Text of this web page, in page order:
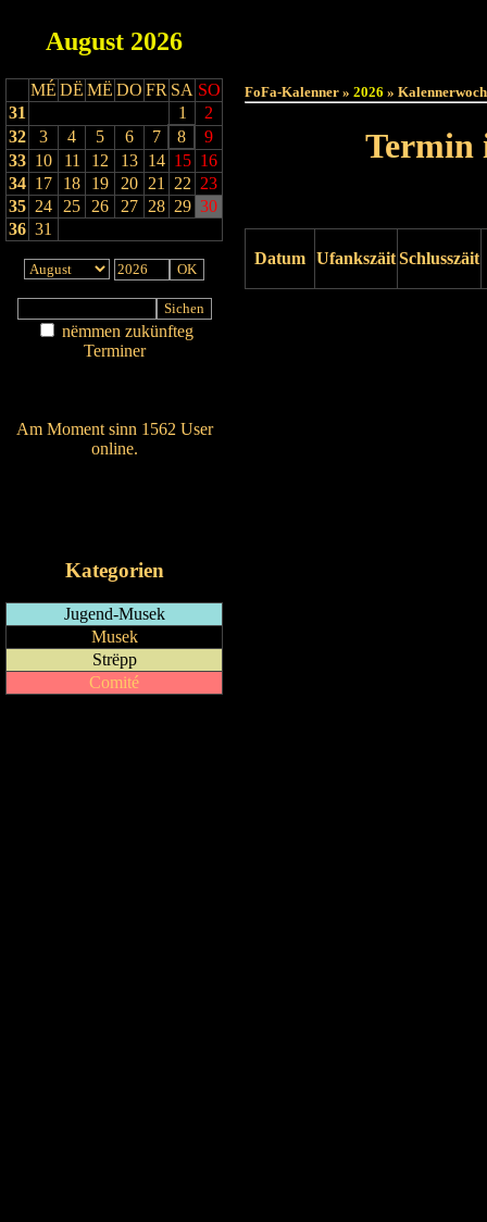
August 2026
MÉ DË MË DO FR SA SO
31
1
2
32
3 4 5 6 7 8
9
33 10 11 12 13 14 15 16
34 17 18 19 20 21 22 23
35 24 25 26 27 28 29 30
36 31
nëmmen zukünfteg
Terminer
Am Moment sinn 1562 User
online.
Kategorien
Jugend-Musek
Musek
Strëpp
Comité
FoFa-Kalenner » 2026 »
Termin
Datum UfankszäitSchlusszäit